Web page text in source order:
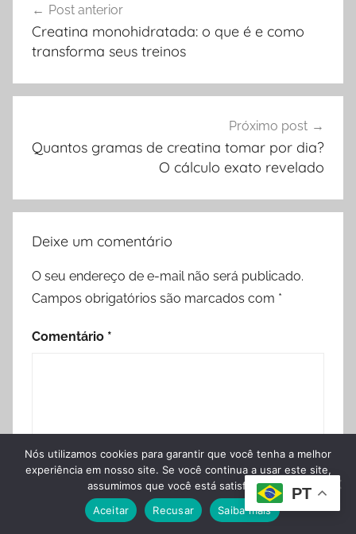
de
Post
Post anterior
Creatina monohidratada: o que é e como
transforma seus treinos
Próximo post
Quantos gramas de creatina tomar por dia?
O cálculo exato revelado
Deixe um comentário
O seu endereço de e-mail não será publicado.
Campos obrigatórios são marcados com *
Comentário *
PT
Nós utilizamos cookies para garantir que você tenha a melhor
experiência em nosso site. Se você continua a usar este site,
assumimos que você está satisfeito.
Aceitar
Recusar Saiba mais